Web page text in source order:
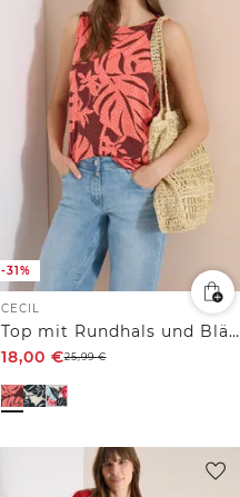
-31%
CECIL
Top mit Rundhals und Blätterprint
18,00 €25,99€